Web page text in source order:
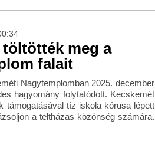
meg a
falait
Nagytemplomban 2025. december
hagyomány folytatódott. Kecskemét
támogatásával tíz iskola kórusa lépett
a teltházas közönség számára.